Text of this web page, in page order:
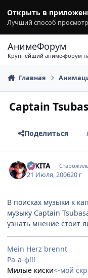
Открыть в
Лучший способ
АнимеФорум
Крупнейший аниме-форум
Главная
Captain
Поделиться
NIKITA
21 Июля, 200620 г
В поисках музыки к
музыку Captain
узнать мнение стоит
Mein Herz brennt
Ра-а-ф!!!
Милые киски<-мой